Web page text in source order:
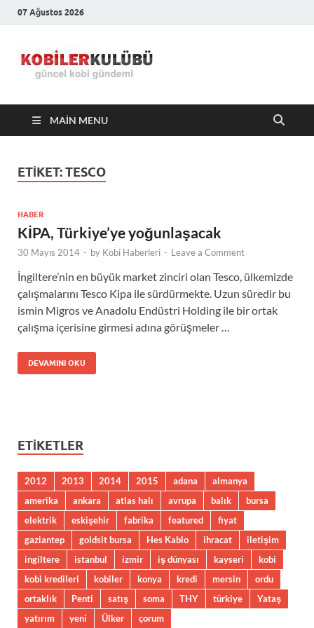
07 Ağustos 2026
Kulübü –
En Güncel
MAIN MENU
ETIKET:TESCO
HABER
KİPA, Türkiye’ye yoğunlaşacak
30 Mayıs 2014 - by Kobi Haberleri - Leave a Comment
İngiltere’nin en büyük market zinciri olan Tesco, ülkemizde
çalışmalarını Tesco Kipa ile sürdürmekte. Uzun süredir bu
ismin Migros ve Anadolu Endüstri Holding ile bir ortak
çalışma içerisine girmesi adına görüşmeler …
DEVAMINI OKU
ETIKETLER
2012 2013 2014 2015 adana
almanya
amerika
ankara atlas halı avrupa balık
bursa
elektrik
eskişehir fabrika featured
fiyat
gaziantep
goldsit bursa Hes Kablo ihracat
iletişim
ingiltere
istanbul izmir iş dünyası kayseri
kobi
kobi kredileri
kobiler konya kredi mersin
ordu
ortaklık
Penti satış soma THY türkiye
Yataş
yatırım
yeni Ülker çorum